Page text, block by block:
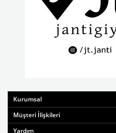
Kurumsal
Müşteri İlişkileri
Yardım